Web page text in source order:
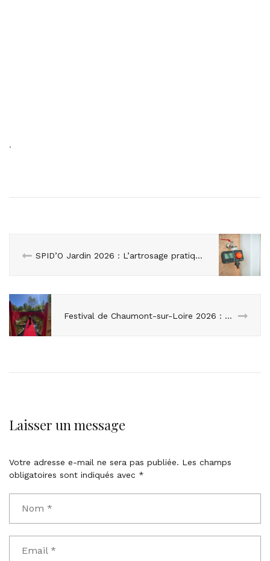
.
SPID’O Jardin 2026 : L’artrosage pratique, efficace et éco-responsable au cœur de la nouvelle gamme
Festival de Chaumont-sur-Loire 2026 : Quand l’agence AC&T fait monter la nature sur le tapis rouge
Laisser un message
Votre adresse e-mail ne sera pas publiée. Les champs
obligatoires sont indiqués avec *